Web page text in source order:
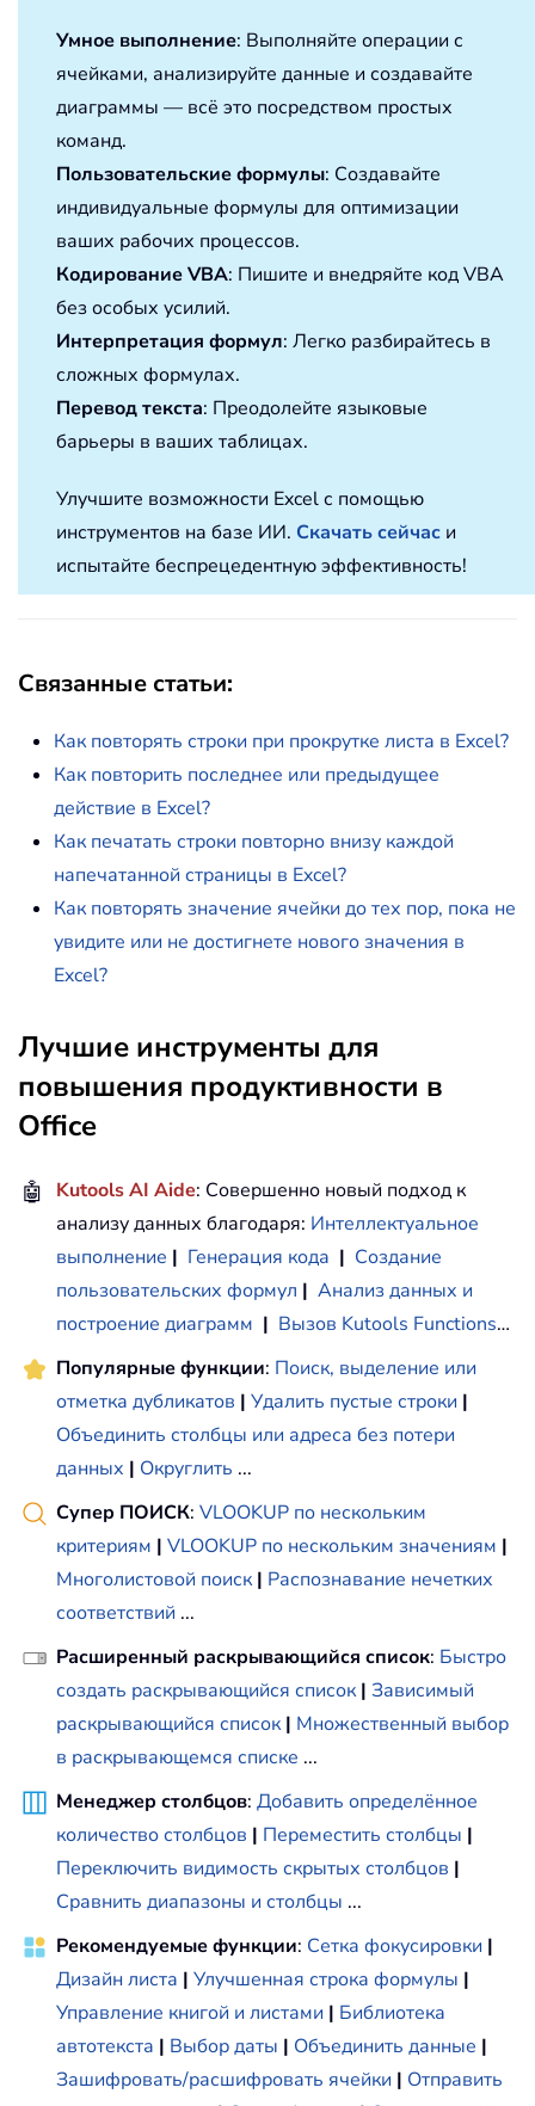
Умное выполнение: Выполняйте операции с
ячейками, анализируйте данные и создавайте
диаграммы — всё это посредством простых
команд.
Пользовательские формулы: Создавайте
индивидуальные формулы для оптимизации
ваших рабочих процессов.
Кодирование VBA: Пишите и внедряйте код VBA
без особых усилий.
Интерпретация формул: Легко разбирайтесь в
сложных формулах.
Перевод текста: Преодолейте языковые
барьеры в ваших таблицах.
Улучшите возможности Excel с помощью
инструментов на базе ИИ. Скачать сейчас и
испытайте беспрецедентную эффективность!
Связанные статьи:
Как повторять строки при прокрутке листа в Excel?
Как повторить последнее или предыдущее
действие в Excel?
Как печатать строки повторно внизу каждой
напечатанной страницы в Excel?
Как повторять значение ячейки до тех пор, пока не
увидите или не достигнете нового значения в
Excel?
Лучшие инструменты для
повышения продуктивности в
Office
🤖 Kutools AI Aide: Совершенно новый подход к
анализу данных благодаря: Интеллектуальное
выполнение | Генерация кода | Создание
пользовательских формул | Анализ данных и
построение диаграмм | Вызов Kutools Functions…
Популярные функции: Поиск, выделение или
отметка дубликатов | Удалить пустые строки |
Объединить столбцы или адреса без потери
данных | Округлить ...
Супер ПОИСК: VLOOKUP по нескольким
критериям | VLOOKUP по нескольким значениям |
Многолистовой поиск | Распознавание нечетких
соответствий ...
Расширенный раскрывающийся список: Быстро
создать раскрывающийся список | Зависимый
раскрывающийся список | Множественный выбор
в раскрывающемся списке ...
Менеджер столбцов: Добавить определённое
количество столбцов | Переместить столбцы |
Переключить видимость скрытых столбцов |
Сравнить диапазоны и столбцы ...
Рекомендуемые функции: Сетка фокусировки |
Дизайн листа | Улучшенная строка формулы |
Управление книгой и листами | Библиотека
автотекста | Выбор даты | Объединить данные |
Зашифровать/расшифровать ячейки | Отправить